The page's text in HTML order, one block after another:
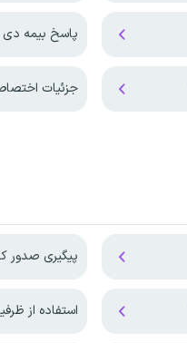
پاسخ بیمه دی
جزئیات
پیگیری صدور
استفاده از